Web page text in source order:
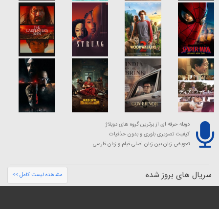
دوبله حرفه ای از برترین گروه های دوبلاژ
کیفیت تصویری بلوری و بدون حذفیات
تعویض زبان بین زبان اصلی فیلم و زبان فارسی
سریال های بروز شده مشاهده لیست کامل >>